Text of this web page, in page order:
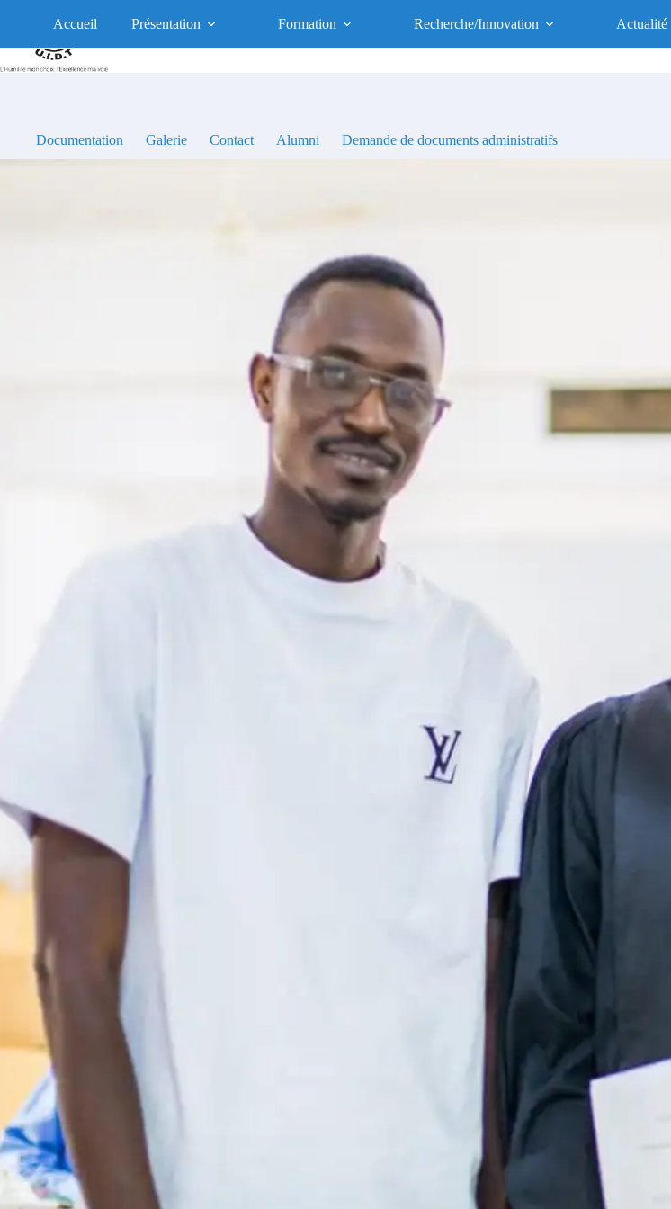
UFR des Sciences de la Santé
UFR d'Excellence, Socialement Responsable
Accueil Présentation Formation Recherche/Innovation Actualité
Documentation Galerie Contact Alumni Demande de documents administratifs